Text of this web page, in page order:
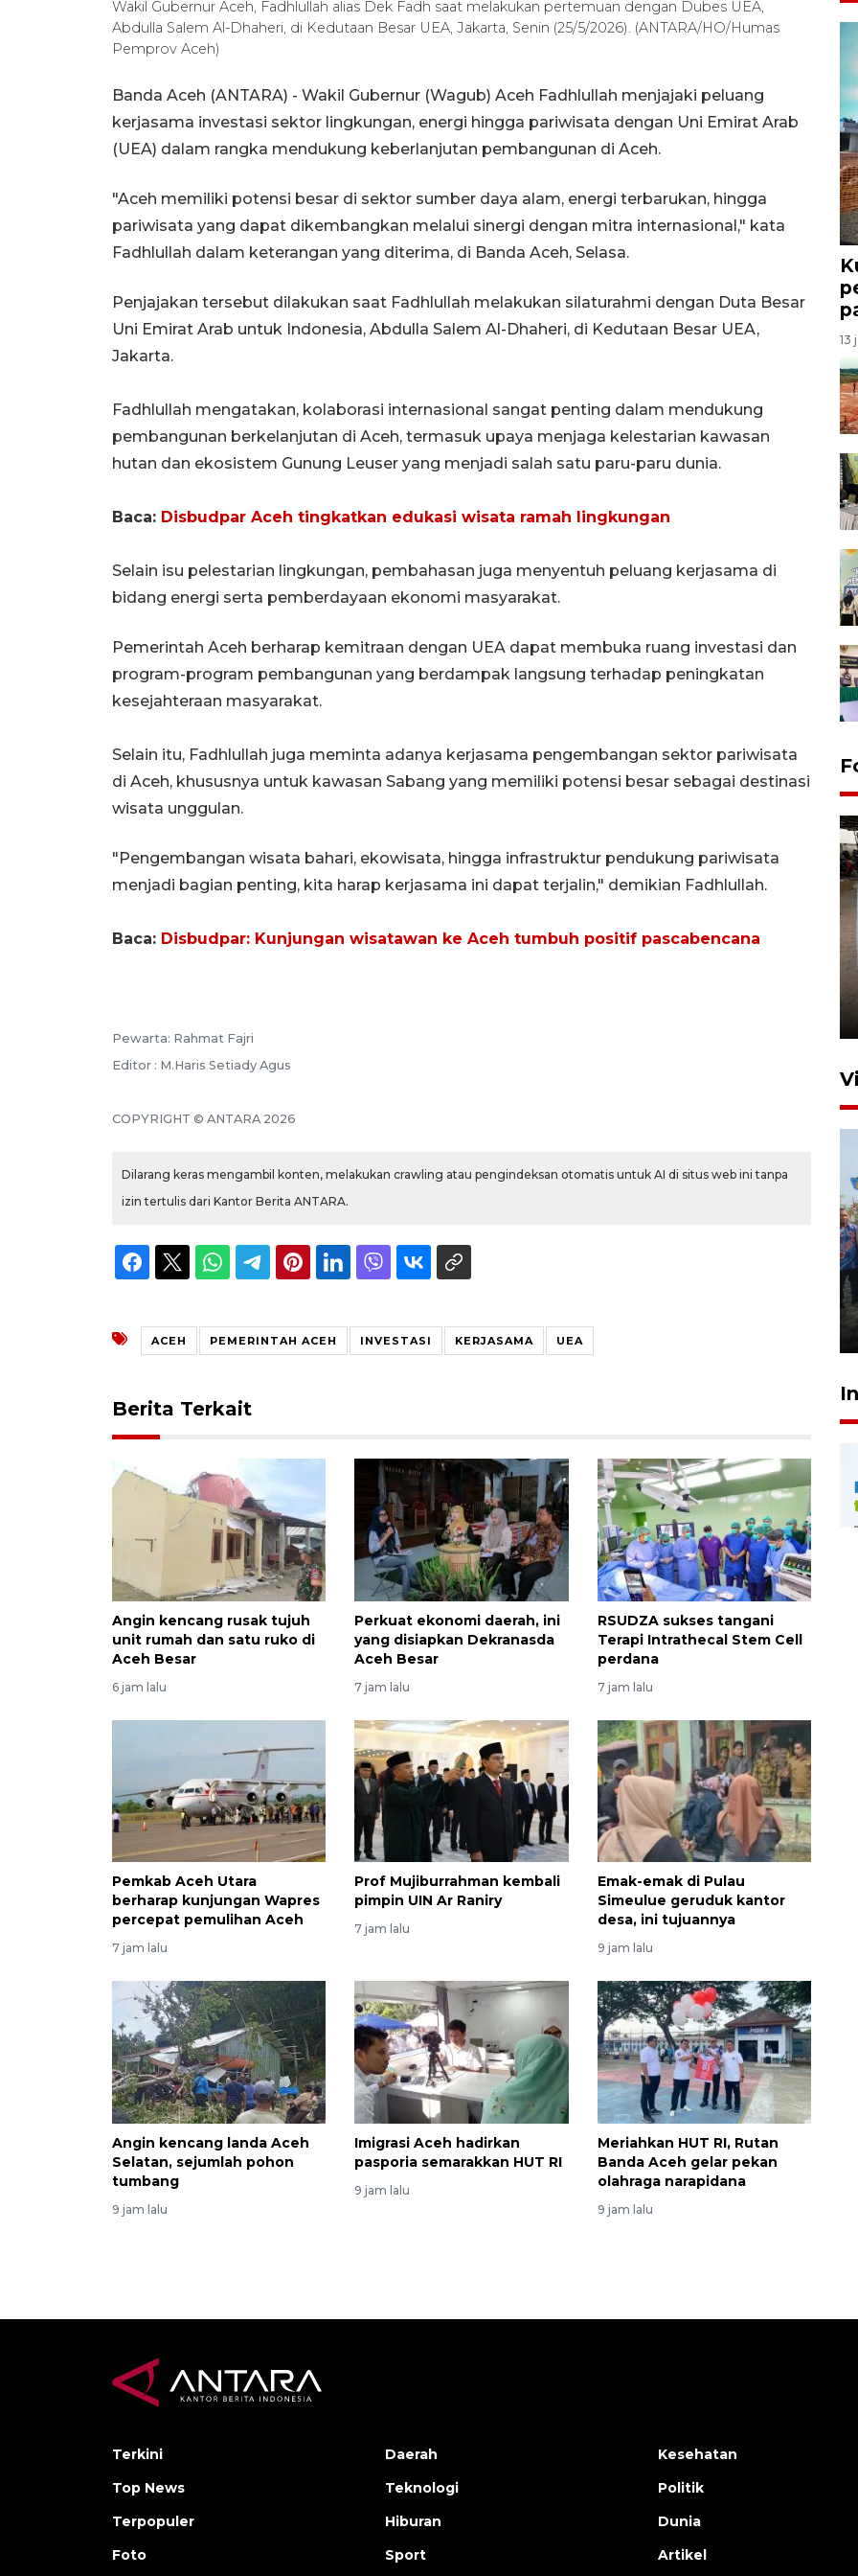
Wakil Gubernur Aceh, Fadhlullah alias Dek Fadh saat melakukan pertemuan dengan Dubes UEA,
Abdulla Salem Al-Dhaheri, di Kedutaan Besar UEA, Jakarta, Senin (25/5/2026). (ANTARA/HO/Humas
Pemprov Aceh)
Banda Aceh (ANTARA) - Wakil Gubernur (Wagub) Aceh Fadhlullah menjajaki peluang
kerjasama investasi sektor lingkungan, energi hingga pariwisata dengan Uni Emirat Arab
(UEA) dalam rangka mendukung keberlanjutan pembangunan di Aceh.
"Aceh memiliki potensi besar di sektor sumber daya alam, energi terbarukan, hingga
pariwisata yang dapat dikembangkan melalui sinergi dengan mitra internasional," kata
Fadhlullah dalam keterangan yang diterima, di Banda Aceh, Selasa.
Penjajakan tersebut dilakukan saat Fadhlullah melakukan silaturahmi dengan Duta Besar
Uni Emirat Arab untuk Indonesia, Abdulla Salem Al-Dhaheri, di Kedutaan Besar UEA,
Jakarta.
‎Fadhlullah mengatakan, kolaborasi internasional sangat penting dalam mendukung
pembangunan berkelanjutan di Aceh, termasuk upaya menjaga kelestarian kawasan
hutan dan ekosistem Gunung Leuser yang menjadi salah satu paru-paru dunia.
Baca: Disbudpar Aceh tingkatkan edukasi wisata ramah lingkungan
‎Selain isu pelestarian lingkungan, pembahasan juga menyentuh peluang kerjasama di
bidang energi serta pemberdayaan ekonomi masyarakat.
Pemerintah Aceh berharap kemitraan dengan UEA dapat membuka ruang investasi dan
program-program pembangunan yang berdampak langsung terhadap peningkatan
kesejahteraan masyarakat.
Selain itu, ‎Fadhlullah juga meminta adanya kerjasama pengembangan sektor pariwisata
di Aceh, khususnya untuk kawasan Sabang yang memiliki potensi besar sebagai destinasi
wisata unggulan.
"Pengembangan wisata bahari, ekowisata, hingga infrastruktur pendukung pariwisata
menjadi bagian penting, kita harap kerjasama ini dapat terjalin," demikian Fadhlullah.
Baca: Disbudpar: Kunjungan wisatawan ke Aceh tumbuh positif pascabencana
Pewarta: Rahmat Fajri
Editor : M.Haris Setiady Agus
COPYRIGHT © ANTARA 2026
Dilarang keras mengambil konten, melakukan crawling atau pengindeksan otomatis untuk AI di situs web ini tanpa
izin tertulis dari Kantor Berita ANTARA.
ACEH PEMERINTAH ACEH INVESTASI KERJASAMA UEA
Berita Terkait
Angin kencang rusak tujuh
unit rumah dan satu ruko di
Aceh Besar
6 jam lalu
Perkuat ekonomi daerah, ini
yang disiapkan Dekranasda
Aceh Besar
7 jam lalu
RSUDZA sukses tangani
Terapi Intrathecal Stem Cell
perdana
7 jam lalu
Pemkab Aceh Utara
berharap kunjungan Wapres
percepat pemulihan Aceh
7 jam lalu
Prof Mujiburrahman kembali
pimpin UIN Ar Raniry
7 jam lalu
Emak-emak di Pulau
Simeulue geruduk kantor
desa, ini tujuannya
9 jam lalu
Angin kencang landa Aceh
Selatan, sejumlah pohon
tumbang
9 jam lalu
Imigrasi Aceh hadirkan
pasporia semarakkan HUT RI
9 jam lalu
Meriahkan HUT RI, Rutan
Banda Aceh gelar pekan
olahraga narapidana
9 jam lalu
13
31 Juli 2026 20:28
Memberantas kejahatan
jalanan Jakarta
2026-08-05 18:00:00
Terkini
Top News
Terpopuler
Foto
Daerah
Teknologi
Hiburan
Sport
Kesehatan
Politik
Dunia
Artikel